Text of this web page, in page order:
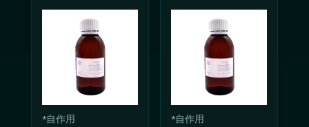
*自作用 *自作用